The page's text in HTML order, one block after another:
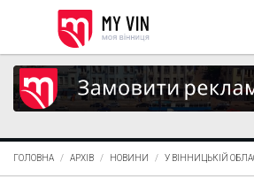
ГОЛОВНА АРХІВ НОВИНИ У ВІННИЦЬКІЙ